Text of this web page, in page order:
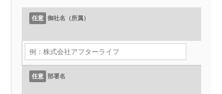
任意 御社名（所属）
任意 部署名